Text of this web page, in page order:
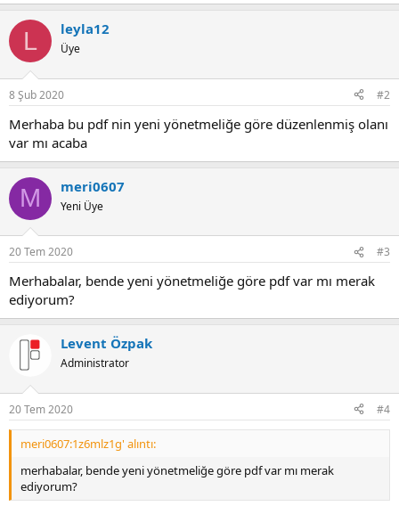
L leyla12
Üye
8 Şub 2020 #2
merhaba bu pdf nin yeni yönetmeliğe göre düzenlenmiş olanı
var mı acaba
M meri0607
Yeni Üye
20 Tem 2020 #3
merhabalar, bende yeni yönetmeliğe göre pdf var mı merak
ediyorum?
Levent Özpak
Administrator
20 Tem 2020 #4
meri0607:1z6mlz1g' alıntı:
merhabalar, bende yeni yönetmeliğe göre pdf var mı merak
ediyorum?